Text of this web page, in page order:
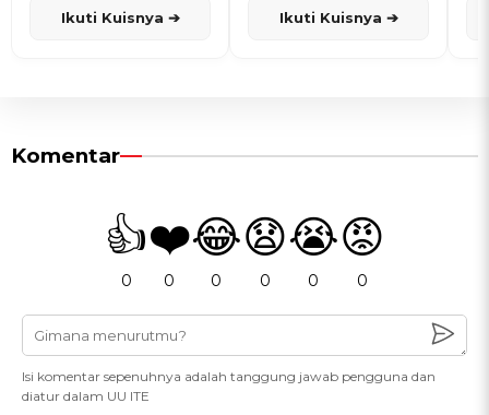
Ikuti Kuisnya ➔ Ikuti Kuisnya ➔
Komentar
👍
0
❤️
0
😂
0
😧
0
😭
0
😡
0
Isi komentar sepenuhnya adalah tanggung jawab pengguna dan
diatur dalam UU ITE